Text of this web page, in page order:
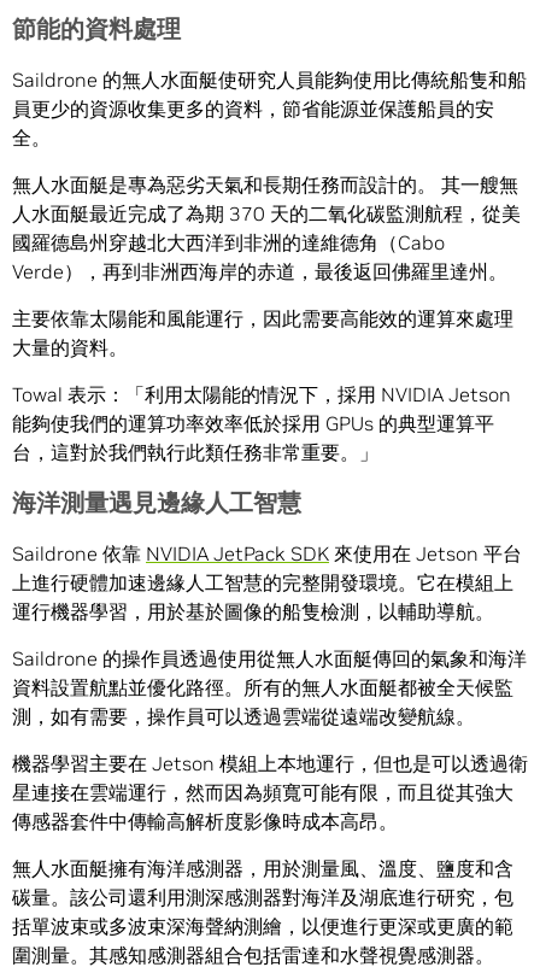
節能的資料處理
Saildrone 的無人水面艇使研究人員能夠使用比傳統船隻和船
員更少的資源收集更多的資料，節省能源並保護船員的安
全。
無人水面艇是專為惡劣天氣和長期任務而設計的。 其一艘無
人水面艇最近完成了為期 370 天的二氧化碳監測航程，從美
國羅德島州穿越北大西洋到非洲的達維德角（Cabo
Verde），再到非洲西海岸的赤道，最後返回佛羅里達州。
主要依靠太陽能和風能運行，因此需要高能效的運算來處理
大量的資料。
Towal 表示：「利用太陽能的情況下，採用 NVIDIA Jetson
能夠使我們的運算功率效率低於採用 GPUs 的典型運算平
台，這對於我們執行此類任務非常重要。」
海洋測量遇見邊緣人工智慧
Saildrone 依靠 NVIDIA JetPack SDK 來使用在 Jetson 平台
上進行硬體加速邊緣人工智慧的完整開發環境。它在模組上
運行機器學習，用於基於圖像的船隻檢測，以輔助導航。
Saildrone 的操作員透過使用從無人水面艇傳回的氣象和海洋
資料設置航點並優化路徑。所有的無人水面艇都被全天候監
測，如有需要，操作員可以透過雲端從遠端改變航線。
機器學習主要在 Jetson 模組上本地運行，但也是可以透過衛
星連接在雲端運行，然而因為頻寬可能有限，而且從其強大
傳感器套件中傳輸高解析度影像時成本高昂。
無人水面艇擁有海洋感測器，用於測量風、溫度、鹽度和含
碳量。該公司還利用測深感測器對海洋及湖底進行研究，包
括單波束或多波束深海聲納測繪，以便進行更深或更廣的範
圍測量。其感知感測器組合包括雷達和水聲視覺感測器。